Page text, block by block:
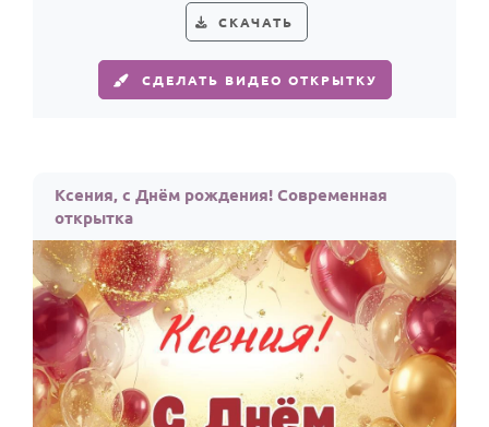
Все родственники
ПЕРСОНАЛЬНЫЕ
Пожелания
СКАЧАТЬ
СДЕЛАТЬ ВИДЕО ОТКРЫТКУ
Ксения, с Днём рождения! Современная
открытка